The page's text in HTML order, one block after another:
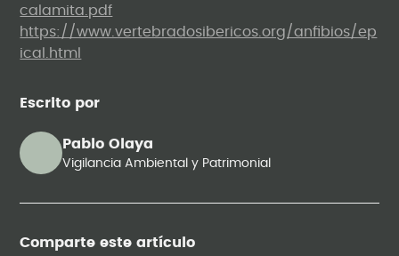
Escrito por
Pablo Olaya
Vigilancia Ambiental y Patrimonial
Comparte este artículo
calamita.pdf
https://www.vertebradosibericos.org/anfibios/ep
ical.html